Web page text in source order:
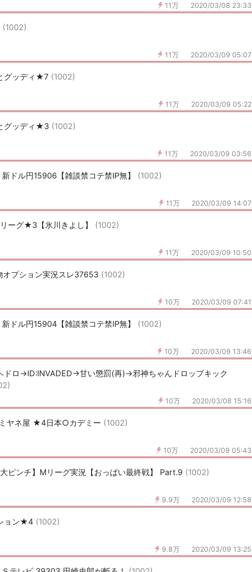
11万 2020/03/08 23:33
(1002)
11万 2020/03/09 05:07
グッディ★7 (1002)
11万 2020/03/09 05:22
グッディ★3 (1002)
11万 2020/03/09 03:56
新ドル円15906【雑談禁コテ禁IP無】 (1002)
11万 2020/03/09 14:07
リーグ★3【氷川きよし】 (1002)
11万 2020/03/09 10:50
オプション実況スレ37653 (1002)
10万 2020/03/09 07:41
新ドル円15904【雑談禁コテ禁IP無】 (1002)
10万 2020/03/09 13:46
ドロ→ID:INVADED→甘い懲罰(再)→邪神ちゃんドロップキック
10万 2020/03/08 15:16
ヤネ屋 ★4日本○カデミー (1002)
10万 2020/03/09 05:43
大ピンチ】Mリーグ実況【おっぱい最終戦】 Part.9 (1002)
9.9万 2020/03/09 12:58
ョン★4 (1002)
9.8万 2020/03/09 13:25